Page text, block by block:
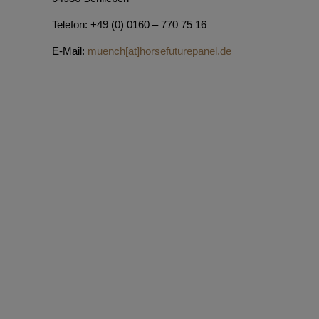
Telefon: +49 (0) 0160 – 770 75 16
E-Mail: muench[at]horsefuturepanel.de